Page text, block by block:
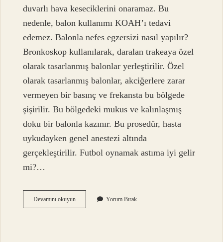
duvarlı hava keseciklerini onaramaz. Bu
nedenle, balon kullanımı KOAH’ı tedavi
edemez. Balonla nefes egzersizi nasıl yapılır?
Bronkoskop kullanılarak, daralan trakeaya özel
olarak tasarlanmış balonlar yerleştirilir. Özel
olarak tasarlanmış balonlar, akciğerlere zarar
vermeyen bir basınç ve frekansta bu bölgede
şişirilir. Bu bölgedeki mukus ve kalınlaşmış
doku bir balonla kazınır. Bu prosedür, hasta
uykudayken genel anestezi altında
gerçekleştirilir. Futbol oynamak astıma iyi gelir
mi?…
Devamını okuyunBalon
Şişirmek
Yorum Bırak